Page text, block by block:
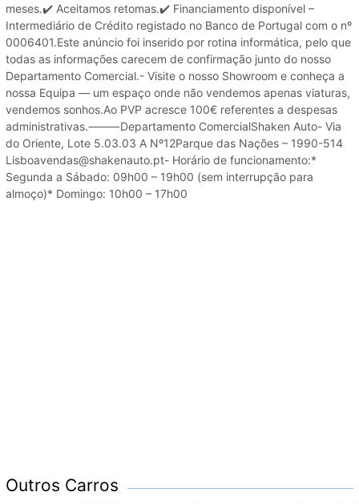
meses.✔️ Aceitamos retomas.✔️ Financiamento disponível –
Intermediário de Crédito registado no Banco de Portugal com o nº
0006401.Este anúncio foi inserido por rotina informática, pelo que
todas as informações carecem de confirmação junto do nosso
Departamento Comercial.- Visite o nosso Showroom e conheça a
nossa Equipa — um espaço onde não vendemos apenas viaturas,
vendemos sonhos.Ao PVP acresce 100€ referentes a despesas
administrativas.⸻Departamento ComercialShaken Auto- Via
do Oriente, Lote 5.03.03 A Nº12Parque das Nações – 1990-514
Lisboavendas@shakenauto.pt- Horário de funcionamento:*
Segunda a Sábado: 09h00 – 19h00 (sem interrupção para
almoço)* Domingo: 10h00 – 17h00
Outros Carros